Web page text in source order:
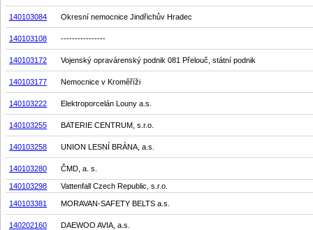
140103084 Okresní nemocnice Jindřichův Hradec
140103108 ----------------
140103172 Vojenský opravárenský podnik 081 Přelouč, státní podnik
140103177 Nemocnice v Kroměříži
140103222 Elektroporcelán Louny a.s.
140103255 BATERIE CENTRUM, s.r.o.
140103258 UNION LESNÍ BRÁNA, a.s.
140103280 ČMD, a. s.
140103298 Vattenfall Czech Republic, s.r.o.
140103381 MORAVAN-SAFETY BELTS a.s.
140202160 DAEWOO AVIA, a.s.